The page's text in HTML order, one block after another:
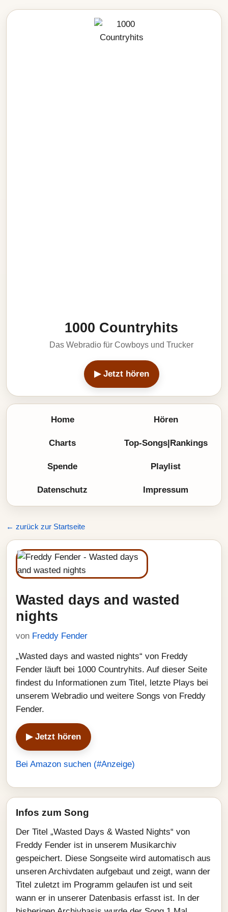
1000 Countryhits
Das Webradio für Cowboys und Trucker
▶ Jetzt hören
Home Hören
Charts Top-Songs|Rankings
Spende Playlist
Datenschutz Impressum
← zurück zur Startseite
Wasted days and wasted
nights
von Freddy Fender
„Wasted days and wasted nights“ von Freddy
Fender läuft bei 1000 Countryhits. Auf dieser Seite
findest du Informationen zum Titel, letzte Plays bei
unserem Webradio und weitere Songs von Freddy
Fender.
▶ Jetzt hören
Bei Amazon suchen (#Anzeige)
Infos zum Song
Der Titel „Wasted Days & Wasted Nights“ von
Freddy Fender ist in unserem Musikarchiv
gespeichert. Diese Songseite wird automatisch aus
unseren Archivdaten aufgebaut und zeigt, wann der
Titel zuletzt im Programm gelaufen ist und seit
wann er in unserer Datenbasis erfasst ist. In der